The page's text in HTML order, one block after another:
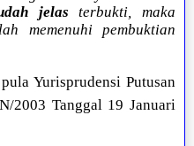
jelas terbukti, maka
memenuhi pembuktian
Yurisprudensi Putusan
2003 Tanggal 19 Januari